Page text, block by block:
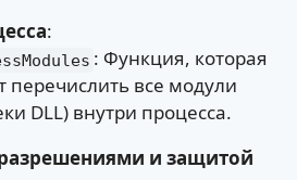
:
: Функция, которая
перечислить все модули
DLL) внутри процесса.
и защитой